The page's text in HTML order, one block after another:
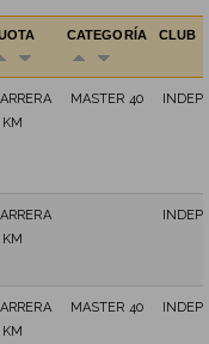
CATEGORÍA CLUB
MASTER 40
MASTER 40